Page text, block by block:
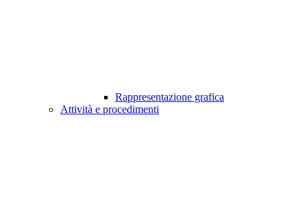
Rappresentazione grafica
Attività e procedimenti